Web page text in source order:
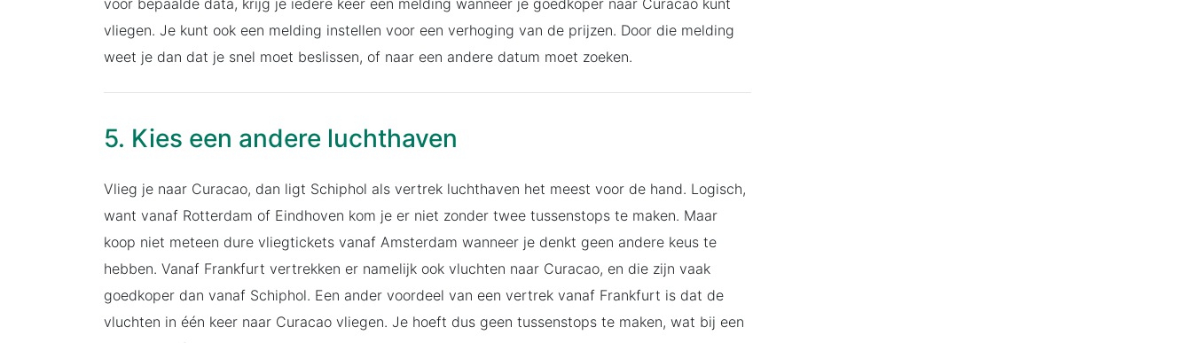
voor bepaalde data, krijg je iedere keer een melding wanneer je goedkoper naar Curacao kunt
vliegen. Je kunt ook een melding instellen voor een verhoging van de prijzen. Door die melding
weet je dan dat je snel moet beslissen, of naar een andere datum moet zoeken.
5. Kies een andere luchthaven
Vlieg je naar Curacao, dan ligt Schiphol als vertrek luchthaven het meest voor de hand. Logisch,
want vanaf Rotterdam of Eindhoven kom je er niet zonder twee tussenstops te maken. Maar
koop niet meteen dure vliegtickets vanaf Amsterdam wanneer je denkt geen andere keus te
hebben. Vanaf Frankfurt vertrekken er namelijk ook vluchten naar Curacao, en die zijn vaak
goedkoper dan vanaf Schiphol. Een ander voordeel van een vertrek vanaf Frankfurt is dat de
vluchten in één keer naar Curacao vliegen. Je hoeft dus geen tussenstops te maken, wat bij een